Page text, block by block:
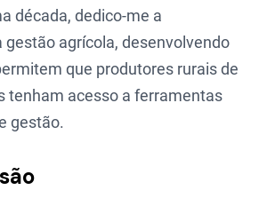
década, dedico-me a
gestão agrícola, desenvolvendo
que produtores rurais de
tenham acesso a ferramentas
gestão.